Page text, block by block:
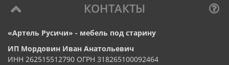
КОНТАКТЫ
«Артель Русичи» - мебель под старину
ИП Мордовин Иван Анатольевич
ИНН 262515512790 ОГРН 318265100092464